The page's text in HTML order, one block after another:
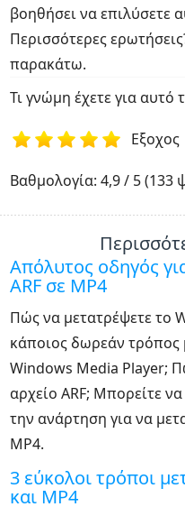
βοηθήσει να επιλύσετε
Περισσότερες
παρακάτω.
Τι γνώμη έχετε για αυτό
1 2 3 4 5
Εξοχος
Βαθμολογία: 4,9 / 5 (133
Απόλυτος οδηγός
ARF σε MP4
Πώς να μετατρέψετε το
κάποιος δωρεάν τρόπος
Windows Media Player;
αρχείο ARF; Μπορείτε
την ανάρτηση για να
MP4.
3 εύκολοι τρόποι
και MP4